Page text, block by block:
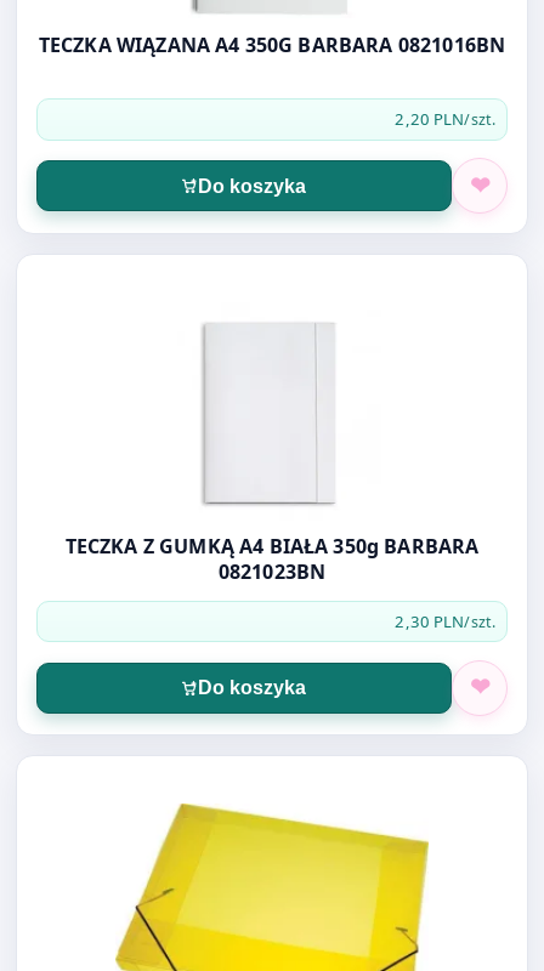
TECZKA WIĄZANA A4 350G BARBARA 0821016BN
2,20 PLN/szt.
Do koszyka
Otwórz produkt: TECZKA Z GUMKĄ A4 BIAŁA 350g
TECZKA Z GUMKĄ A4 BIAŁA 350g BARBARA
0821023BN
2,30 PLN/szt.
Do koszyka
Otwórz produkt: Teczka z gumką narożną A4 CENTRUM